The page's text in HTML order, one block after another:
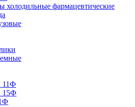
холодильные фармацевтические
15Ф